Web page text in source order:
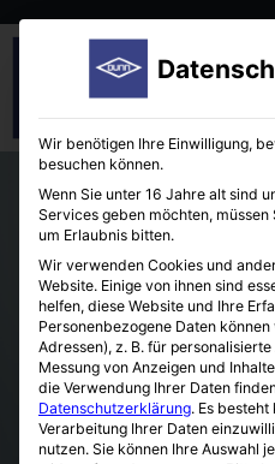
MA070 5-Channel
Testing Chamber
Wir benötigen Ihre Einwilligung,
besuchen können.
Wenn Sie unter 16 Jahre alt sind
Services geben möchten,
um Erlaubnis bitten.
Wir verwenden Cookies und
Website. Einige von ihnen sind
helfen, diese Website und Ihre
Personenbezogene Daten
Adressen), z. B. für
Messung von Anzeigen und
die Verwendung Ihrer Daten
Datenschutzerklärung. Es besteht
Verarbeitung Ihrer Daten
nutzen. Sie können Ihre Auswahl